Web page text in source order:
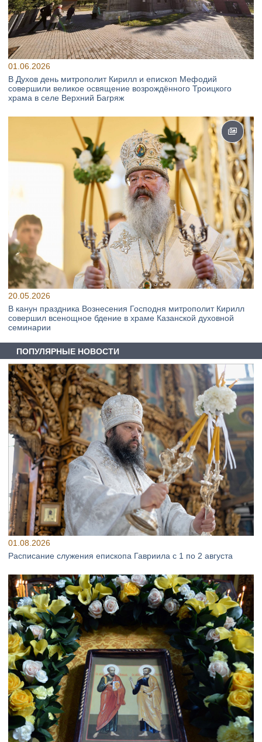
01.06.2026
В Духов день митрополит Кирилл и епископ Мефодий
совершили великое освящение возрождённого Троицкого
храма в селе Верхний Багряж
20.05.2026
В канун праздника Вознесения Господня митрополит Кирилл
совершил всенощное бдение в храме Казанской духовной
семинарии
ПОПУЛЯРНЫЕ НОВОСТИ
01.08.2026
Расписание служения епископа Гавриила с 1 по 2 августа